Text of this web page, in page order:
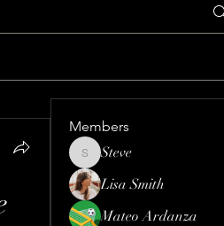
Members
Steve
Steve
Lisa Smith
Mateo Ardanza